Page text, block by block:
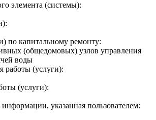
элемента (системы):
по капитальному ремонту:
(общедомовых) узлов управления
воды
работы (услуги):
(услуги):
указанная пользователем: